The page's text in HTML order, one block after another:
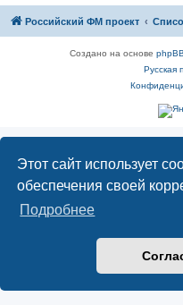
Этот сайт использует
обеспечения своей
Подробнее
Российский ФМ проект
Создано на основе phpBB
Русская